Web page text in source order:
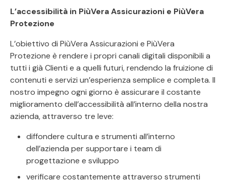
L’accessibilità in PiùVera Assicurazioni e PiùVera
Protezione
L’obiettivo di PiùVera Assicurazioni e PiùVera
Protezione è rendere i propri canali digitali disponibili a
tutti i già Clienti e a quelli futuri, rendendo la fruizione di
contenuti e servizi un’esperienza semplice e completa. Il
nostro impegno ogni giorno è assicurare il costante
miglioramento dell’accessibilità all’interno della nostra
azienda, attraverso tre leve:
diffondere cultura e strumenti all’interno
dell’azienda per supportare i team di
progettazione e sviluppo
verificare costantemente attraverso strumenti